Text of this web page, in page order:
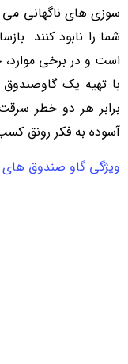
سوزی های ناگهانی می
شما را نابود کنند.
است و در برخی
با تهیه یک
برابر هر دو خطر
آسوده به فکر رونق
ویژگی گاو صندوق